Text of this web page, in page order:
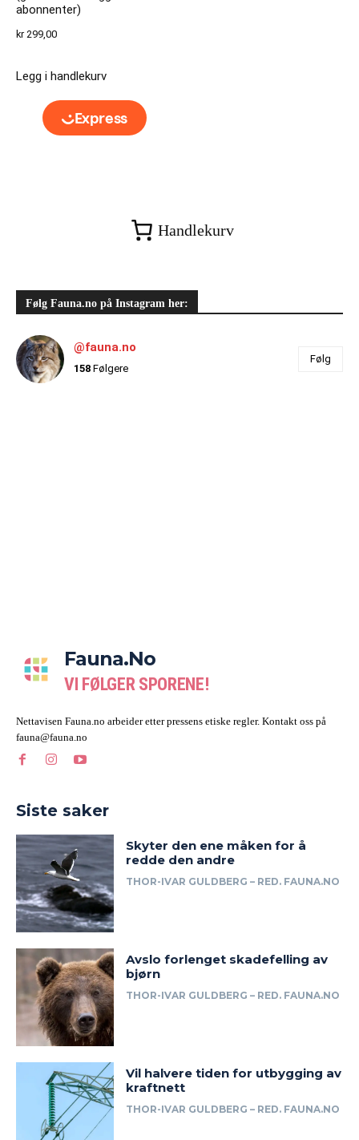
abonnenter)
kr299,00
Legg i handlekurv
Handlekurv
Følg Fauna.no på Instagram her:
@fauna.no
158 Følgere
Følg
Fauna.no
VI FØLGER SPORENE!
Nettavisen Fauna.no arbeider etter pressens etiske regler. Kontakt oss på
fauna@fauna.no
Siste saker
Skyter den ene måken for å
redde den andre
THOR-IVAR GULDBERG – RED. FAUNA.NO
Avslo forlenget skadefelling av
bjørn
THOR-IVAR GULDBERG – RED. FAUNA.NO
Vil halvere tiden for utbygging av
kraftnett
THOR-IVAR GULDBERG – RED. FAUNA.NO